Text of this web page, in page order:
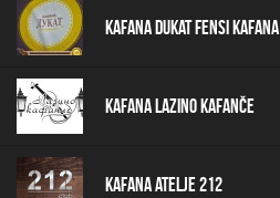
Kafana Dukat Fensi Kafana
Kafana Lazino Kafanče
Kafana Atelje 212